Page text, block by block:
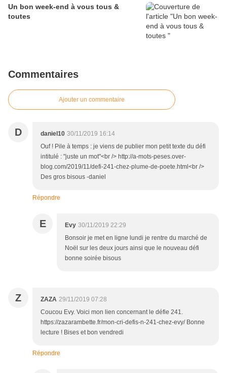
Un bon week-end à vous tous &
toutes
Commentaires
Ajouter un commentaire
D daniel10 30/11/2019 16:14
Ouf ! Pile à temps : je viens de publier mon petit texte du défi
intitulé : "juste un mot"<br /> http://a-mots-peses.over-
blog.com/2019/11/defi-241-chez-plume-de-poete.html<br />
Des gros bisous -daniel
Répondre
E Evy 30/11/2019 22:29
Bonsoir je met en ligne lundi je rentre du marché de
Noël sur les deux jours ainsi que le nouveau défi
bonne soirée bisous
Z ZAZA 29/11/2019 07:28
Coucou Evy. Voici mon lien concernant le défie 241.
https://zazarambette.fr/mon-cri-defis-n-241-chez-evy/ Bonne
lecture ! Bises et bon vendredi
Répondre